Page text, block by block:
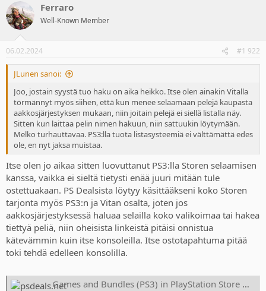
c
t
i
s
:
Ferraro
Well-Known Member
06.02.2024 #1 922
JLunen sanoi:
Joo, jostain syystä tuo haku on aika heikko. Itse olen ainakin Vitalla
törmännyt myös siihen, että kun menee selaamaan pelejä kaupasta
aakkosjärjestyksen mukaan, niin joitain pelejä ei siellä listalla näy.
Sitten kun laittaa pelin nimen hakuun, niin sattuukin löytymään.
Melko turhauttavaa. PS3:lla tuota listasysteemiä ei välttämättä edes
ole, en nyt jaksa muistaa.
Itse olen jo aikaa sitten luovuttanut PS3:lla Storen selaamisen
kanssa, vaikka ei sieltä tietysti enää juuri mitään tule
ostettuakaan. PS Dealsista löytyy käsittääkseni koko Storen
tarjonta myös PS3:n ja Vitan osalta, joten jos
aakkosjärjestyksessä haluaa selailla koko valikoimaa tai hakea
tiettyä peliä, niin oheisista linkeistä pitäisi onnistua
kätevämmin kuin itse konsoleilla. Itse ostotapahtuma pitää
toki tehdä edelleen konsolilla.
Games and Bundles (PS3) in PlayStation Store — PS Deals Finland